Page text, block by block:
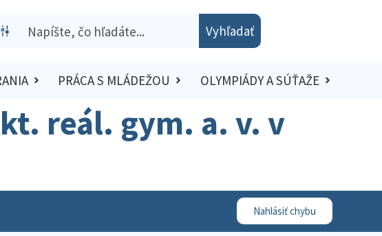
Vyhľadať
PRÁCA S MLÁDEŽOU OLYMPIÁDY A SÚŤAŽE
reál. gym. a. v. v
Nahlásiť chybu